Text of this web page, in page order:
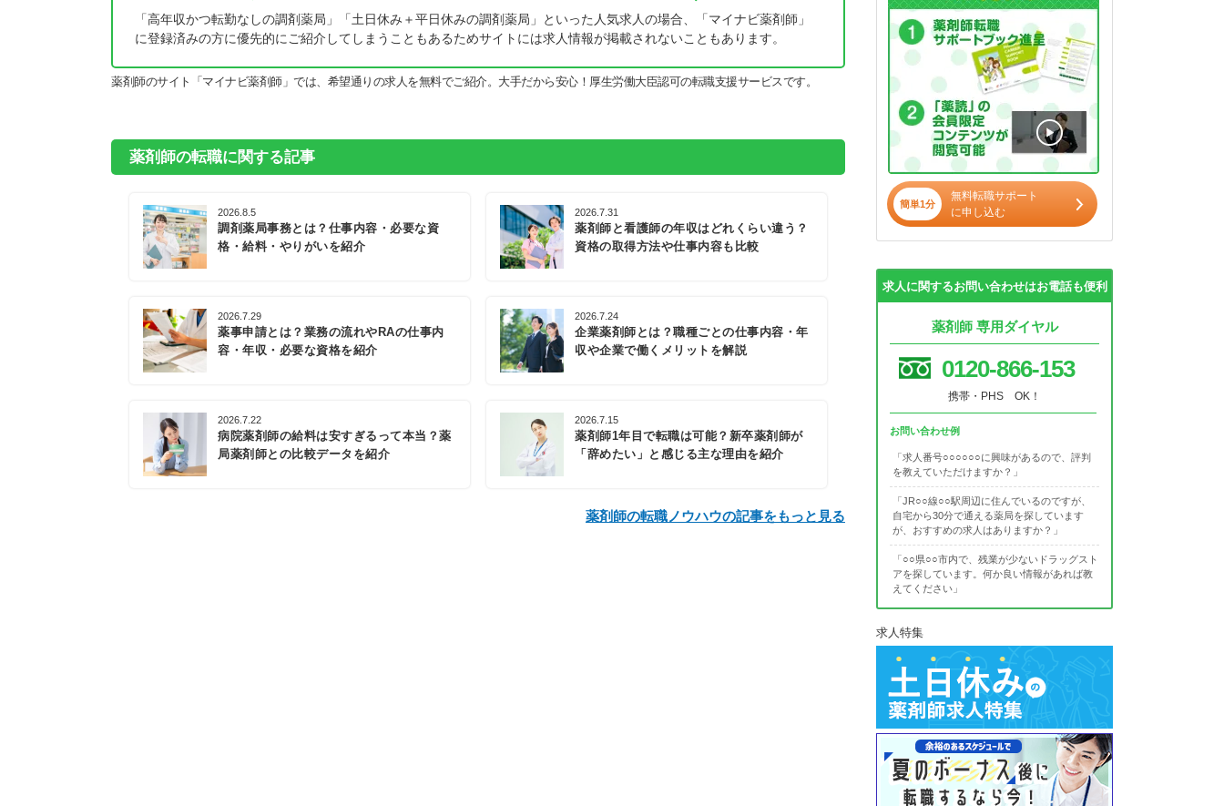
「高年収かつ転勤なしの調剤薬局」「土日休み＋平日休みの調剤薬局」といった人気求人の場合、「マイナビ薬剤師」
に登録済みの方に優先的にご紹介してしまうこともあるためサイトには求人情報が掲載されないこともあります。
薬剤師のサイト「マイナビ薬剤師」では、希望通りの求人を無料でご紹介。大手だから安心！厚生労働大臣認可の転職支援サービスです。
薬剤師の転職に関する記事
2026.8.5
調剤薬局事務とは？仕事内容・必要な資
格・給料・やりがいを紹介
2026.7.31
薬剤師と看護師の年収はどれくらい違う？
資格の取得方法や仕事内容も比較
2026.7.29
薬事申請とは？業務の流れやRAの仕事内
容・年収・必要な資格を紹介
2026.7.24
企業薬剤師とは？職種ごとの仕事内容・年
収や企業で働くメリットを解説
2026.7.22
病院薬剤師の給料は安すぎるって本当？薬
局薬剤師との比較データを紹介
2026.7.15
薬剤師1年目で転職は可能？新卒薬剤師が
「辞めたい」と感じる主な理由を紹介
薬剤師の転職ノウハウの記事をもっと見る
簡単1分
無料転職サポート
に申し込む
求人に関するお問い合わせはお電話も便利
薬剤師 専用ダイヤル
0120-866-153
携帯・PHS OK！
お問い合わせ例
「求人番号○○○○○○に興味があるので、評判
を教えていただけますか？」
「JR○○線○○駅周辺に住んでいるのですが、
自宅から30分で通える薬局を探しています
が、おすすめの求人はありますか？」
「○○県○○市内で、残業が少ないドラッグスト
アを探しています。何か良い情報があれば教
えてください」
求人特集